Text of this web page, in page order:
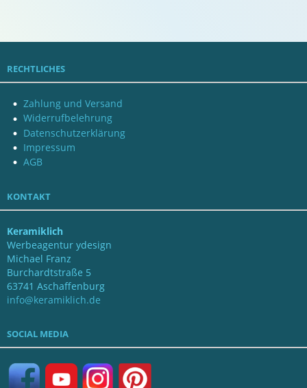
RECHTLICHES
Zahlung und Versand
Widerrufbelehrung
Datenschutzerklärung
Impressum
AGB
KONTAKT
Keramiklich
Werbeagentur ydesign
Michael Franz
Burchardtstraße 5
63741 Aschaffenburg
info@keramiklich.de
SOCIAL MEDIA